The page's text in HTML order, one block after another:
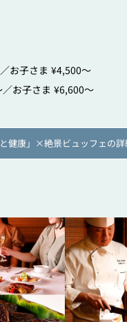
お子さま ¥4,500～
お子さま ¥6,600～
と健康」×絶景ビュッフェの